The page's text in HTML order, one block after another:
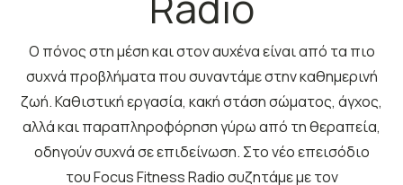
Ο πόνος στη μέση και στον αυχένα είναι από τα πιο
συχνά προβλήματα που συναντάμε στην καθημερινή
ζωή. Καθιστική εργασία, κακή στάση σώματος, άγχος,
αλλά και παραπληροφόρηση γύρω από τη θεραπεία,
οδηγούν συχνά σε επιδείνωση. Στο νέο επεισόδιο
του Focus Fitness Radio συζητάμε με τον